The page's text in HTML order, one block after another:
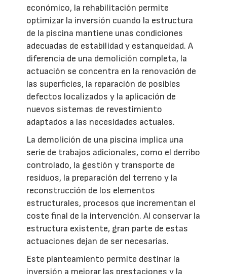
económico, la rehabilitación permite
optimizar la inversión cuando la estructura
de la piscina mantiene unas condiciones
adecuadas de estabilidad y estanqueidad. A
diferencia de una demolición completa, la
actuación se concentra en la renovación de
las superficies, la reparación de posibles
defectos localizados y la aplicación de
nuevos sistemas de revestimiento
adaptados a las necesidades actuales.
La demolición de una piscina implica una
serie de trabajos adicionales, como el derribo
controlado, la gestión y transporte de
residuos, la preparación del terreno y la
reconstrucción de los elementos
estructurales, procesos que incrementan el
coste final de la intervención. Al conservar la
estructura existente, gran parte de estas
actuaciones dejan de ser necesarias.
Este planteamiento permite destinar la